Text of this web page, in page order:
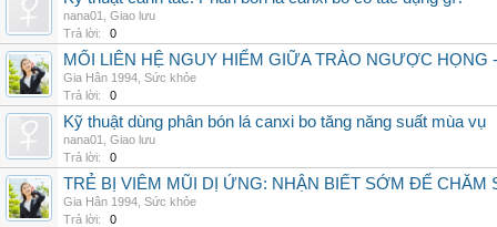
nana01
Giao lưu
Trả lời:
0
MỐI LIÊN HỆ NGUY HIỂM GIỮA TRÀO NGƯỢC
Gia Hân 1994 Sức khỏe
Trả lời:
0
Kỹ thuật dùng phân bón lá canxi bo tăng năng suất mùa vụ
nana01
Giao lưu
Trả lời:
0
TRẺ BỊ VIÊM MŨI DỊ ỨNG: NHẬN BIẾT SỚM ĐỂ CHĂM
Gia Hân 1994 Sức khỏe
Trả lời:
0